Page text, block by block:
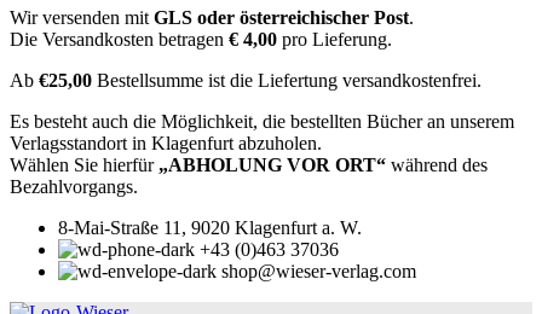
Wir versenden mit GLS oder österreichischer Post.
Die Versandkosten betragen € 4,00 pro Lieferung.
Ab €25,00 Bestellsumme ist die Liefertung versandkostenfrei.
Es besteht auch die Möglichkeit, die bestellten Bücher an unserem
Verlagsstandort in Klagenfurt abzuholen.
Wählen Sie hierfür „ABHOLUNG VOR ORT“ während des
Bezahlvorgangs.
8-Mai-Straße 11, 9020 Klagenfurt a. W.
+43 (0)463 37036
shop@wieser-verlag.com